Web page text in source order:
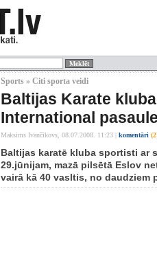
Sports » Citi sporta veidi
Baltijas Karate
International
Maksims Ivančikovs, 08.07.2008. 11:23 komentāri
Baltijas karatē kluba sportisti ar
29.jūnijam, mazā pilsētā Eslov
vairā kā 40 vasltis, no daudziem